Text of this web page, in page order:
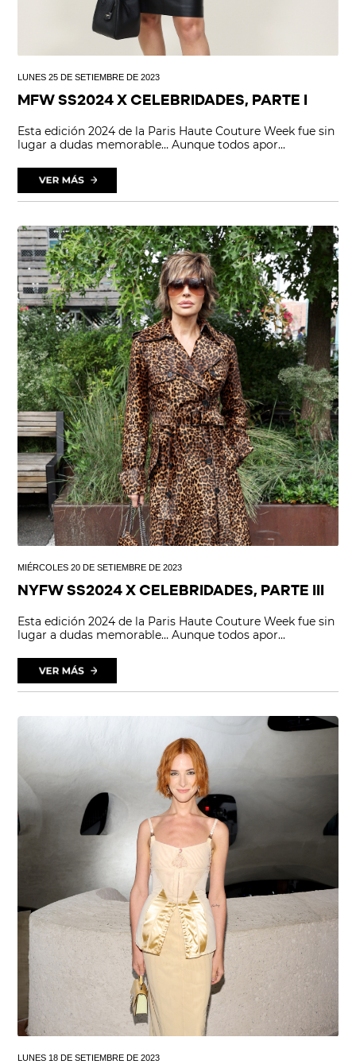
LUNES 25 DE SETIEMBRE DE 2023
MFW SS2024 X CELEBRIDADES, PARTE I
Esta edición 2024 de la Paris Haute Couture Week fue sin
lugar a dudas memorable… Aunque todos apor...
MIÉRCOLES 20 DE SETIEMBRE DE 2023
NYFW SS2024 X CELEBRIDADES, PARTE III
Esta edición 2024 de la Paris Haute Couture Week fue sin
lugar a dudas memorable… Aunque todos apor...
LUNES 18 DE SETIEMBRE DE 2023